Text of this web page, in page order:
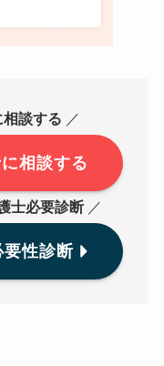
談する ／
相談する
士必要診断 ／
要性診断